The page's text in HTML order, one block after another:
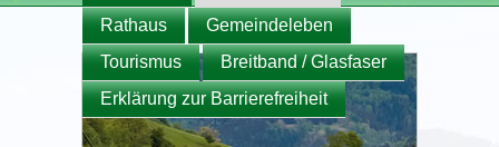
Rathaus
Gemeindeleben
Tourismus
Breitband / Glasfaser
Erklärung zur Barrierefreiheit